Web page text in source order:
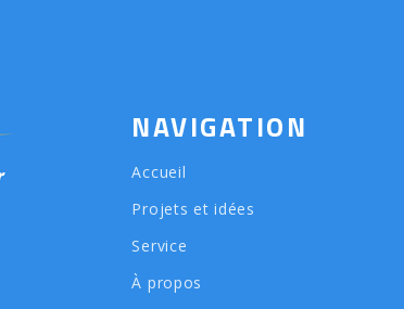
NAVIGATION
Accueil
Projets et idées
Service
À propos